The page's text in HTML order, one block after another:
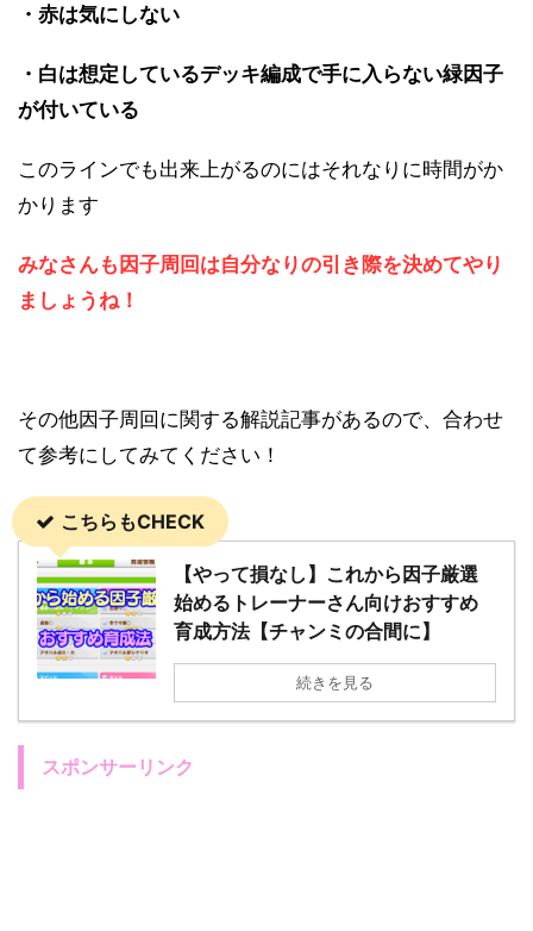
・赤は気にしない
・白は想定しているデッキ編成で手に入らない緑因子
が付いている
このラインでも出来上がるのにはそれなりに時間がか
かります
みなさんも因子周回は自分なりの引き際を決めてやり
ましょうね！
その他因子周回に関する解説記事があるので、合わせ
て参考にしてみてください！
こちらもCHECK
【やって損なし】これから因子厳選
始めるトレーナーさん向けおすすめ
育成方法【チャンミの合間に】
続きを見る
スポンサーリンク